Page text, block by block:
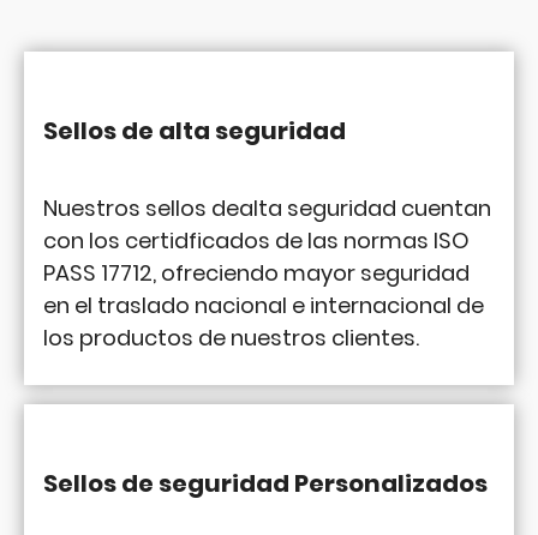
Sellos de alta seguridad
Nuestros sellos dealta seguridad cuentan
con los certidficados de las normas ISO
PASS 17712, ofreciendo mayor seguridad
en el traslado nacional e internacional de
los productos de nuestros clientes.
Sellos de seguridad Personalizados